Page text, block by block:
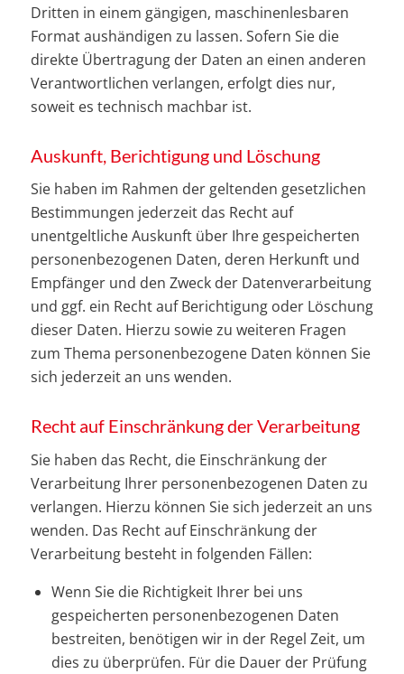
Dritten in einem gängigen, maschinenlesbaren
Format aushändigen zu lassen. Sofern Sie die
direkte Übertragung der Daten an einen anderen
Verantwortlichen verlangen, erfolgt dies nur,
soweit es technisch machbar ist.
Auskunft, Berichtigung und Löschung
Sie haben im Rahmen der geltenden gesetzlichen
Bestimmungen jederzeit das Recht auf
unentgeltliche Auskunft über Ihre gespeicherten
personenbezogenen Daten, deren Herkunft und
Empfänger und den Zweck der Datenverarbeitung
und ggf. ein Recht auf Berichtigung oder Löschung
dieser Daten. Hierzu sowie zu weiteren Fragen
zum Thema personenbezogene Daten können Sie
sich jederzeit an uns wenden.
Recht auf Einschränkung der Verarbeitung
Sie haben das Recht, die Einschränkung der
Verarbeitung Ihrer personenbezogenen Daten zu
verlangen. Hierzu können Sie sich jederzeit an uns
wenden. Das Recht auf Einschränkung der
Verarbeitung besteht in folgenden Fällen:
Wenn Sie die Richtigkeit Ihrer bei uns
gespeicherten personenbezogenen Daten
bestreiten, benötigen wir in der Regel Zeit, um
dies zu überprüfen. Für die Dauer der Prüfung